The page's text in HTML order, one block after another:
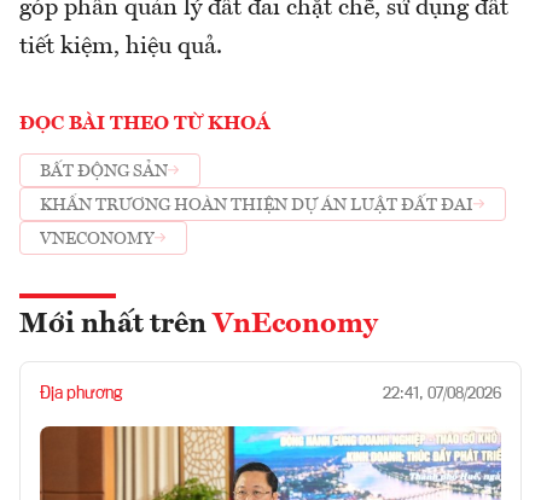
góp phần quản lý đất đai chặt chẽ, sử dụng đất
tiết kiệm, hiệu quả.
ĐỌC BÀI THEO TỪ KHOÁ
BẤT ĐỘNG SẢN
KHẨN TRƯƠNG HOÀN THIỆN DỰ ÁN LUẬT ĐẤT ĐAI
VNECONOMY
Mới nhất trên VnEconomy
Địa phương 22:41, 07/08/2026